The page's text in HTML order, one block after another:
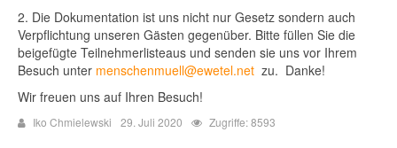
2. Die Dokumentation ist uns nicht nur Gesetz sondern auch
Verpflichtung unseren Gästen gegenüber. Bitte füllen Sie die
beigefügte Teilnehmerlisteaus und senden sie uns vor Ihrem
Besuch unter menschenmuell@ewetel.net zu. Danke!
Wir freuen uns auf Ihren Besuch!
Iko Chmielewski 29. Juli 2020 Zugriffe: 8593